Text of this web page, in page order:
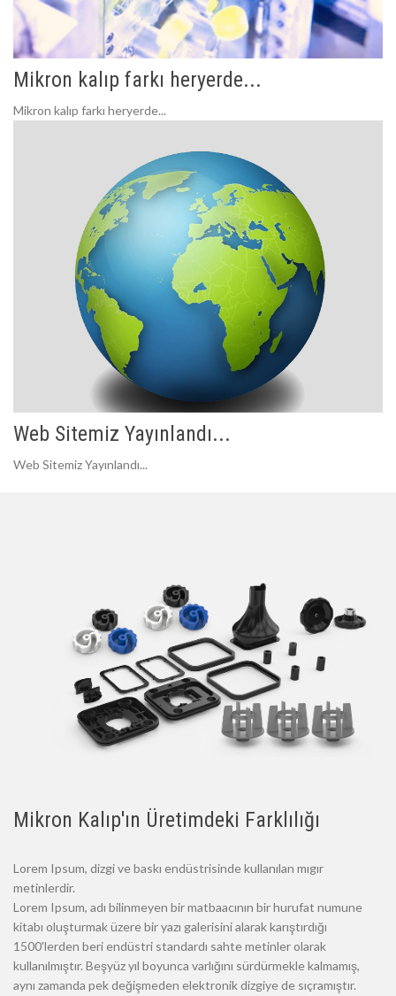
Mikron kalıp farkı heryerde...
Mikron kalıp farkı heryerde...
Web Sitemiz Yayınlandı...
Web Sitemiz Yayınlandı...
Mikron Kalıp'ın Üretimdeki Farklılığı
Lorem Ipsum, dizgi ve baskı endüstrisinde kullanılan mıgır
metinlerdir.
Lorem Ipsum, adı bilinmeyen bir matbaacının bir hurufat numune
kitabı oluşturmak üzere bir yazı galerisini alarak karıştırdığı
1500'lerden beri endüstri standardı sahte metinler olarak
kullanılmıştır. Beşyüz yıl boyunca varlığını sürdürmekle kalmamış,
aynı zamanda pek değişmeden elektronik dizgiye de sıçramıştır.